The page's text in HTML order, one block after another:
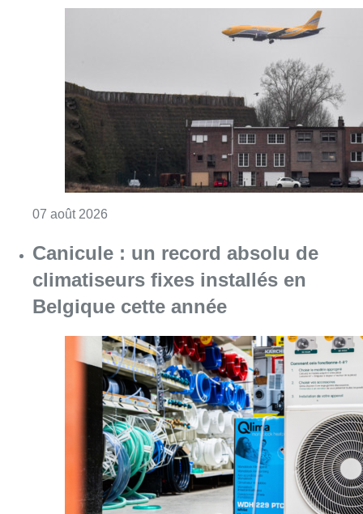
07 août 2026
Canicule : un record absolu de
climatiseurs fixes installés en
Belgique cette année